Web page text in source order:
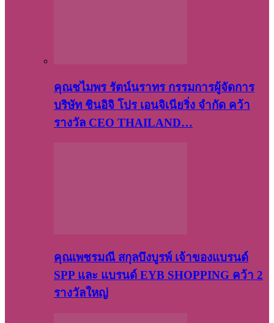
คุณชไมพร​ รัตน์​นรา​ทร​ กรรมการ​ผู้จัดการ
บริษัท​ ชินอิจิ​ โปร​ เอน​จิเนีย​ริ่ง​ จำกัด คว้า
รางวัล CEO THAILAND…
คุณเพชรมณี สกุลบึงบูรพ์ เจ้าของแบรนด์
SPP และ แบรนด์ EYB SHOPPING คว้า 2
รางวัลใหญ่